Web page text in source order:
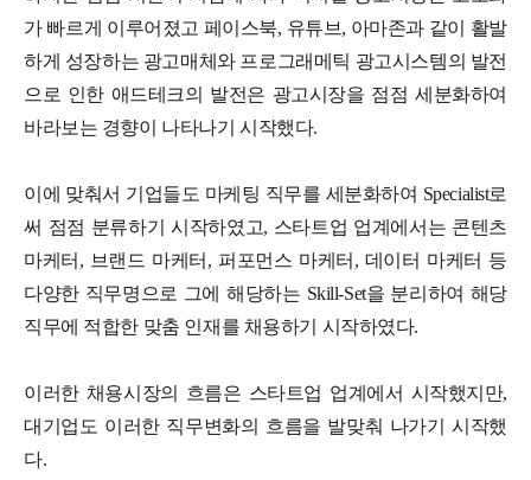
가 빠르게 이루어졌고 페이스북, 유튜브, 아마존과 같이 활발
하게 성장하는 광고매체와 프로그래메틱 광고시스템의 발전
으로 인한 애드테크의 발전은 광고시장을 점점 세분화하여
바라보는 경향이 나타나기 시작했다.
이에 맞춰서 기업들도 마케팅 직무를 세분화하여 Specialist로
써 점점 분류하기 시작하였고, 스타트업 업계에서는 콘텐츠
마케터, 브랜드 마케터, 퍼포먼스 마케터, 데이터 마케터 등
다양한 직무명으로 그에 해당하는 Skill-Set을 분리하여 해당
직무에 적합한 맞춤 인재를 채용하기 시작하였다.
이러한 채용시장의 흐름은 스타트업 업계에서 시작했지만,
대기업도 이러한 직무변화의 흐름을 발맞춰 나가기 시작했
다.